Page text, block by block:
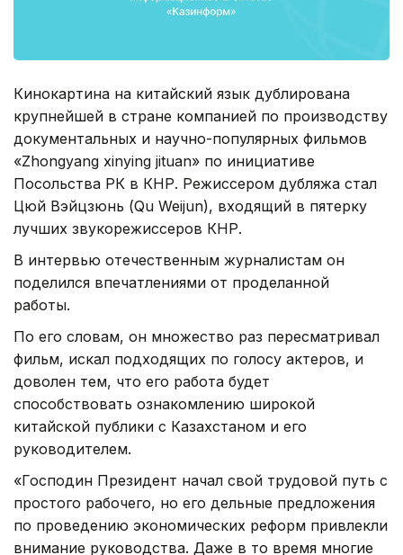
Кинокартина на китайский язык дублирована
крупнейшей в стране компанией по производству
документальных и научно-популярных фильмов
«Zhongyang xinying jituan» по инициативе
Посольства РК в КНР. Режиссером дубляжа стал
Цюй Вэйцзюнь (Qu Weijun), входящий в пятерку
лучших звукорежиссеров КНР.
В интервью отечественным журналистам он
поделился впечатлениями от проделанной
работы.
По его словам, он множество раз пересматривал
фильм, искал подходящих по голосу актеров, и
доволен тем, что его работа будет
способствовать ознакомлению широкой
китайской публики с Казахстаном и его
руководителем.
«Господин Президент начал свой трудовой путь с
простого рабочего, но его дельные предложения
по проведению экономических реформ привлекли
внимание руководства. Даже в то время многие